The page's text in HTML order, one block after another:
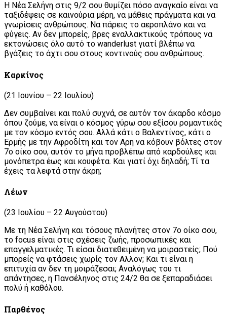
Η Νέα Σελήνη στις 9/2 σου θυμίζει πόσο αναγκαίο είναι να
ταξιδέψεις σε καινούρια μέρη, να μάθεις πράγματα και να
γνωρίσεις ανθρώπους. Να πάρεις το αεροπλάνο και να
φύγεις. Αν δεν μπορείς, βρες εναλλακτικούς τρόπους να
εκτονώσεις όλο αυτό το wanderlust γιατί βλέπω να
βγάζεις το άχτι σου στους κοντινούς σου ανθρώπους.
Καρκίνος
(21 Ιουνίου – 22 Ιουλίου)
Δεν συμβαίνει και πολύ συχνά, σε αυτόν τον άκαρδο κόσμο
όπου ζούμε, να είναι ο κόσμος γύρω σου εξίσου ρομαντικός
με τον κόσμο εντός σου. Αλλά κάτι ο Βαλεντίνος, κάτι ο
Ερμής με την Αφροδίτη και τον Αρη να κόβουν βόλτες στον
7ο οίκο σου, αυτόν το μήνα προβλέπω από καρδούλες και
μονόπετρα έως και κουφέτα. Και γιατί όχι δηλαδή; Τί τα
έχεις τα λεφτά στην άκρη;
Λέων
(23 Ιουλίου – 22 Αυγούστου)
Με τη Νέα Σελήνη και τόσους πλανήτες στον 7ο οίκο σου,
το focus είναι στις σχέσεις ζωής, προσωπικές και
επαγγελματικές. Τι είσαι διατεθειμένη να μοιραστείς; Πού
μπορείς να φτάσεις χωρίς τον Αλλον; Και τι είναι η
επιτυχία αν δεν τη μοιράζεσαι; Αναλόγως του τι
απάντησες, η Πανσέληνος στις 24/2 θα σε ξεπαραδιάσει
πολύ ή καθόλου.
Παρθένος